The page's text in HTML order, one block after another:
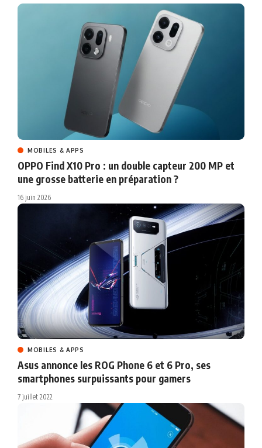
MOBILES & APPS
OPPO Find X10 Pro : un double capteur 200 MP et
une grosse batterie en préparation ?
16 juin 2026
MOBILES & APPS
Asus annonce les ROG Phone 6 et 6 Pro, ses
smartphones surpuissants pour gamers
7 juillet 2022